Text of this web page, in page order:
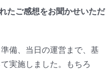
たご感想をお聞かせいただ
備、当日の運営まで、基
実施しました。もちろ